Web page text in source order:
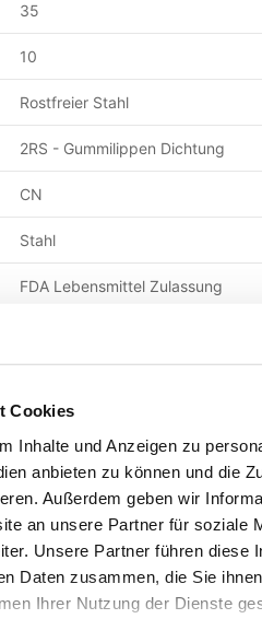
Cookies
Inhalte und Anzeigen zu
anbieten zu können und die
Außerdem geben wir
an unsere Partner für soziale
Unsere Partner führen diese
Daten zusammen, die Sie
Ihrer Nutzung der Dienste
35
10
Rostfreier Stahl
2RS - Gummilippen Dichtung
CN
Stahl
FDA Lebensmittel Zulassung
Newsletter
Anmelden